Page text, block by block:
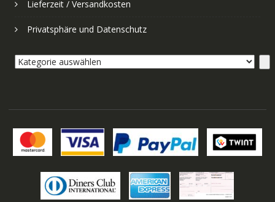
Lieferzeit / Versandkosten
Privatsphäre und Datenschutz
Kategorie